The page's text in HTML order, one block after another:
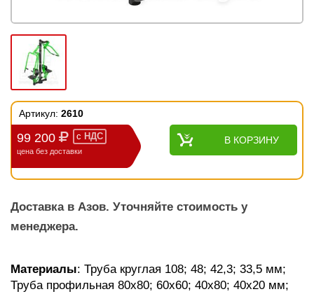
Артикул: 2610
99 200 с НДС
цена без доставки
В КОРЗИНУ
Доставка в Азов. Уточняйте стоимость у
менеджера.
Материалы: Труба круглая 108; 48; 42,3; 33,5 мм;
Труба профильная 80х80; 60х60; 40х80; 40х20 мм;